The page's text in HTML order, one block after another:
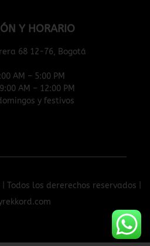
Y HORARIO
68 12-76, Bogotá
AM – 5:00 PM
AM – 12:00 PM
y festivos
Todos los dererechos reservados |